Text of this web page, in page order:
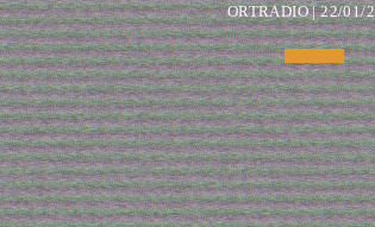
ORTRADIO | 22/01/